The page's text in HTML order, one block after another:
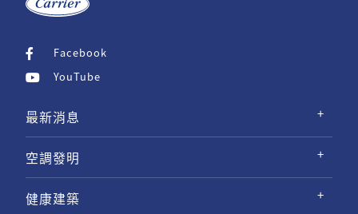
Facebook
YouTube
最新消息
空調發明
健康建築